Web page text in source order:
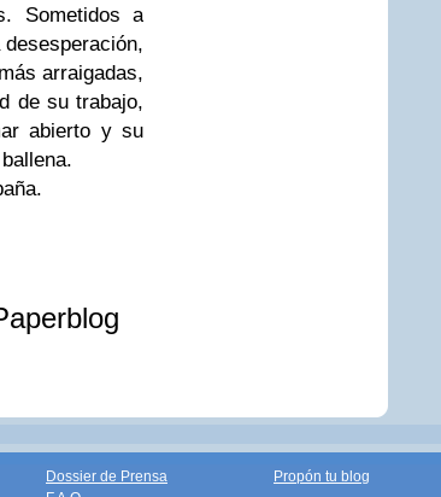
Sometidos a
arraigadas,
de su trabajo,
abierto y su
Dossier de Prensa
Propón tu blog